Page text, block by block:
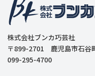
株式会社ブンカ巧芸社
〒899-2701 鹿児島市石谷
099-295-4700